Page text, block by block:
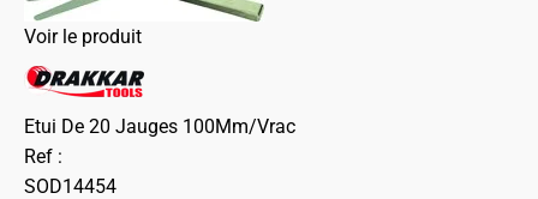
Voir le produit
Etui De 20 Jauges 100Mm/Vrac
Ref :
SOD14454